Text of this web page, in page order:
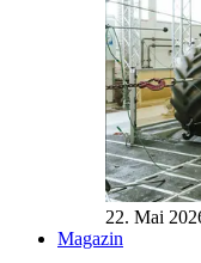
22. Mai
Magazin